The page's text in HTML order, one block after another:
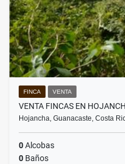
FINCA VENTA
VENTA FINCAS EN
Hojancha, Guanacaste, Costa
0Alcobas
0 Baños